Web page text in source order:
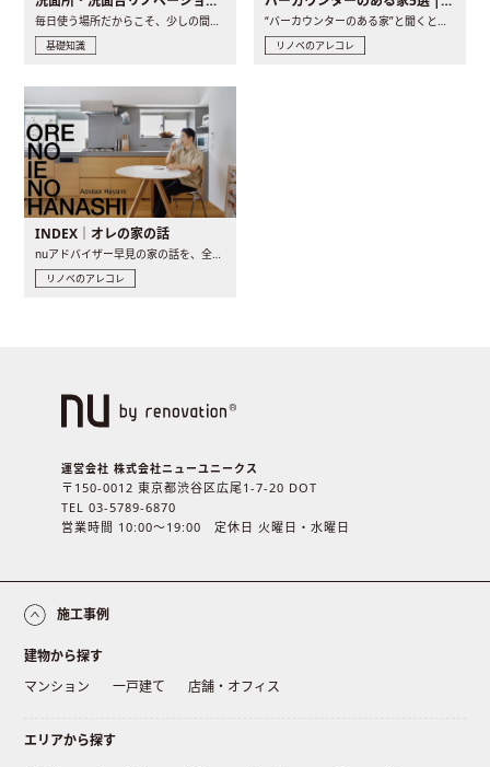
毎日使う場所だからこそ、少しの間取りの工夫や素材の選び方で..
基礎知識
“バーカウンターのある家”と聞くと、少し特別な、大人のための..
リノベのアレコレ
INDEX｜オレの家の話
nuアドバイザー早見の家の話を、全4話でお届け。リノベーションを..
リノベのアレコレ
運営会社 株式会社ニューユニークス
〒150-0012 東京都渋谷区広尾1-7-20 DOT
TEL 03-5789-6870
営業時間 10:00〜19:00 定休日 火曜日・水曜日
施工事例
建物から探す
マンション
一戸建て 店舗・オフィス
エリアから探す